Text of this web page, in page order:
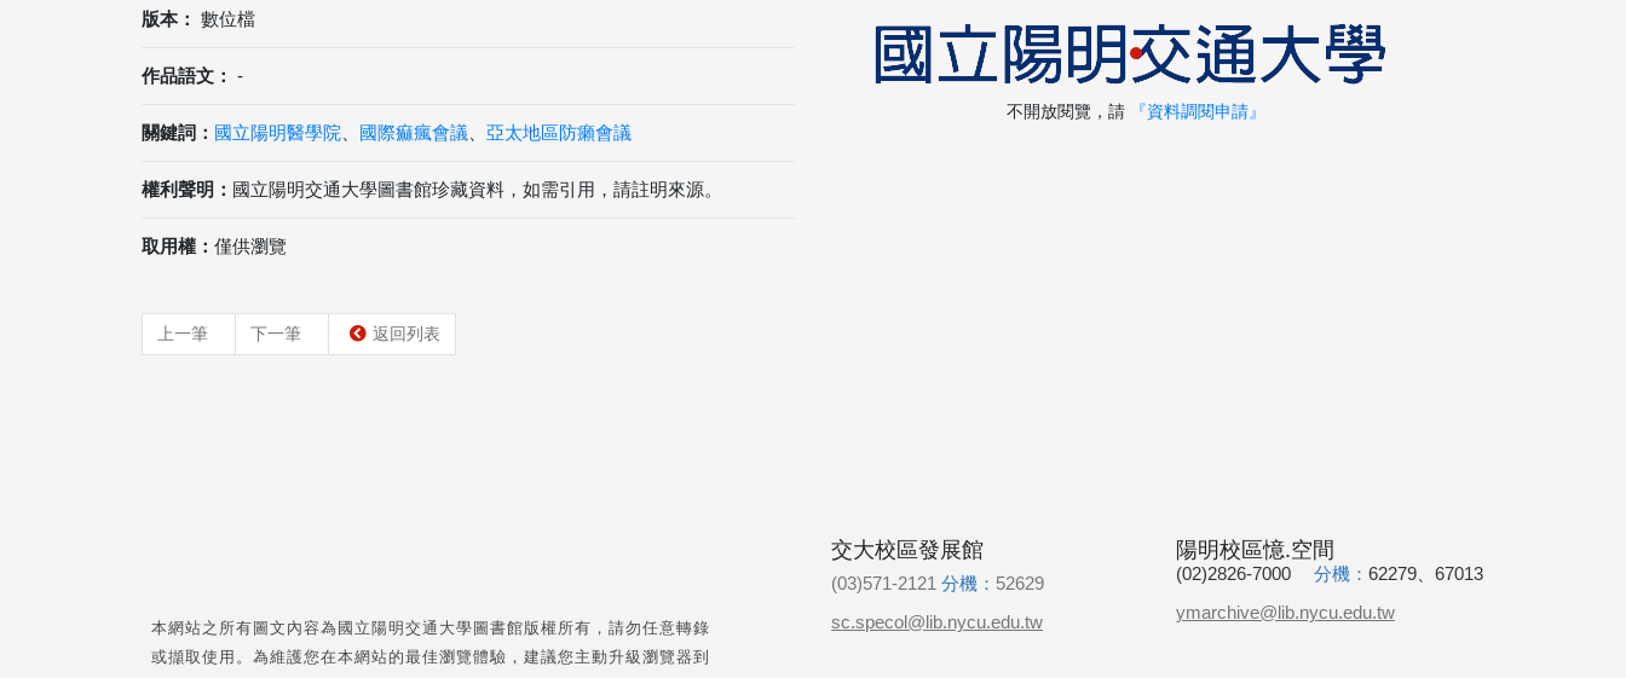
版本： 數位檔
作品語文： -
關鍵詞： 國立陽明醫學院 國際痲瘋會議 亞太地區防癩會議
權利聲明： 國立陽明交通大學圖書館珍藏資料，如需引用，請註明來源。
取用權： 僅供瀏覽
上一筆 下一筆 返回列表
不開放閱覽，請 『資料調閱申請』
本網站之所有圖文內容為國立陽明交通大學圖書館版權所有，請勿任意轉錄
或擷取使用。為維護您在本網站的最佳瀏覽體驗，建議您主動升級瀏覽器到
交大校區發展館
(03)571-2121 分機： 52629
sc.specol@lib.nycu.edu.tw
陽明校區憶.空間
(02)2826-7000 分機： 62279、67013
ymarchive@lib.nycu.edu.tw